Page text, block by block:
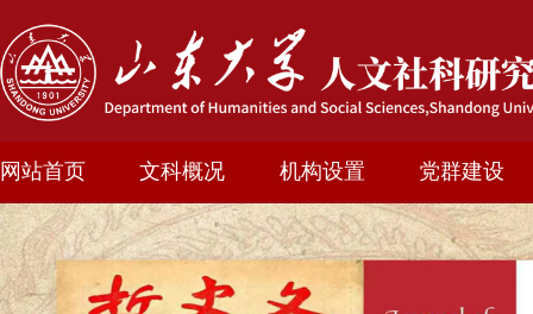
网站首页 文科概况 机构设置 党群建设